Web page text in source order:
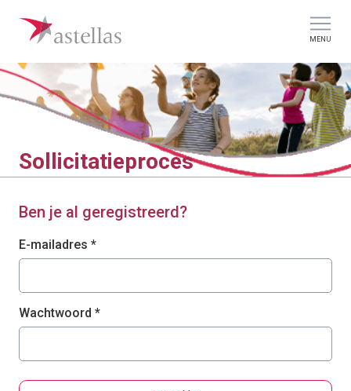
MENU
Sollicitatieproces
Ben je al geregistreerd?
Aanmelden: gebruiker en wachtwoord
E-mailadres *
Wachtwoord *